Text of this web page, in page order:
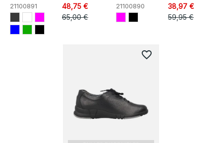
21100891
48,75 €
65,00 €
21100890
38,97 €
59,95 €
favorite_border